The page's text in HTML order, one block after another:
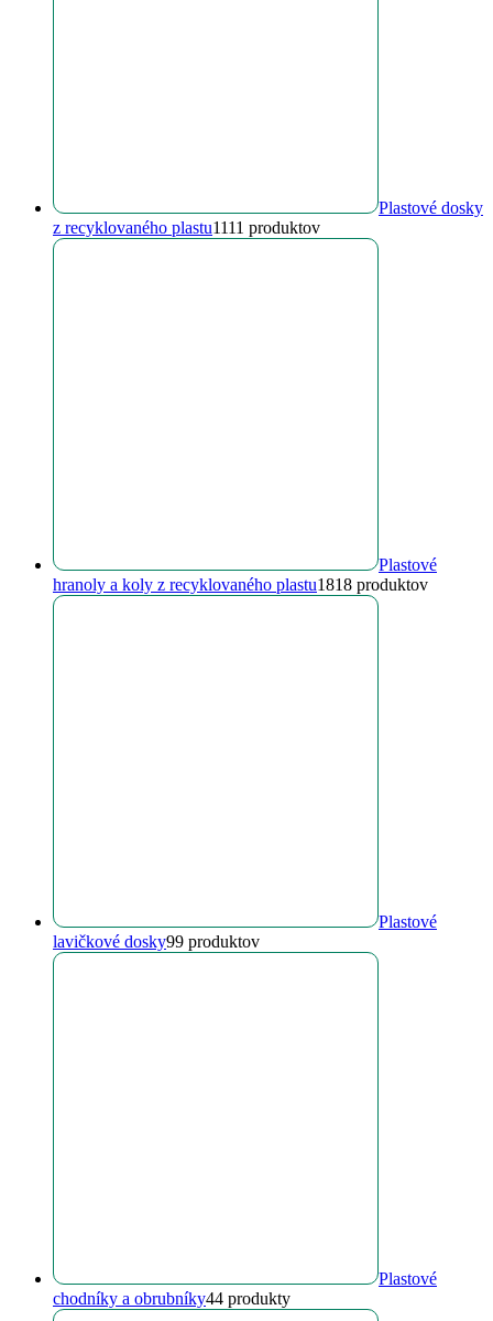
Plastové dosky
z recyklovaného plastu1111 produktov
Plastové
hranoly a koly z recyklovaného plastu1818 produktov
Plastové
lavičkové dosky99 produktov
Plastové
chodníky a obrubníky44 produkty